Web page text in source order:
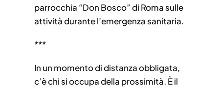
parrocchia “Don Bosco” di Roma sulle
attività durante l’emergenza sanitaria.
***
In un momento di distanza obbligata,
c’è chi si occupa della prossimità. È il